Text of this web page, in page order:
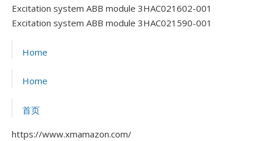
Excitation system ABB module 3HAC021602-001
Excitation system ABB module 3HAC021590-001
Home
Home
首页
https://www.xmamazon.com/